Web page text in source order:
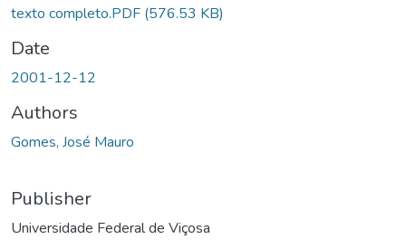
texto completo.PDF (576.53 KB)
Date
2001-12-12
Authors
Gomes, José Mauro
Publisher
Universidade Federal de Viçosa